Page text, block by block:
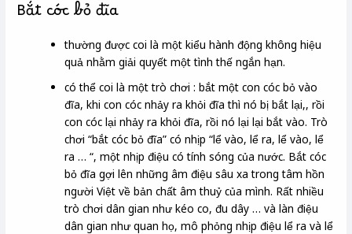
Bắt cóc bỏ đĩa
thường được coi là một kiểu hành động không hiệu
quả nhằm giải quyết một tình thế ngắn hạn.
có thể coi là một trò chơi : bắt một con cóc bỏ vào
đĩa, khi con cóc nhảy ra khỏi đĩa thì nó bị bắt lại,, rồi
con cóc lại nhảy ra khỏi đĩa, rồi nó lại lại bắt vào. Trò
chơi “bắt cóc bỏ đĩa” có nhịp “lể vào, lể ra, lể vào, lể
ra … “, một nhịp điệu có tính sóng của nước. Bắt cóc
bỏ đĩa gợi lên những âm điệu sâu xa trong tâm hồn
người Việt về bản chất âm thuỷ của mình. Rất nhiều
trò chơi dân gian như kéo co, đu dây … và làn điệu
dân gian như quan họ, mô phỏng nhịp điệu lể ra và lể